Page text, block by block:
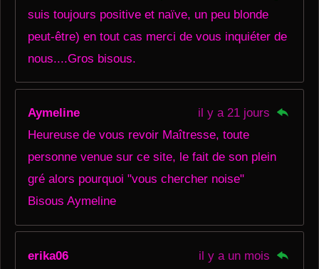
suis toujours positive et naïve, un peu blonde
peut-être) en tout cas merci de vous inquiéter de
nous....Gros bisous.
Aymeline
il y a 21 jours
Heureuse de vous revoir Maîtresse, toute
personne venue sur ce site, le fait de son plein
gré alors pourquoi "vous chercher noise"
Bisous Aymeline
erika06
il y a un mois